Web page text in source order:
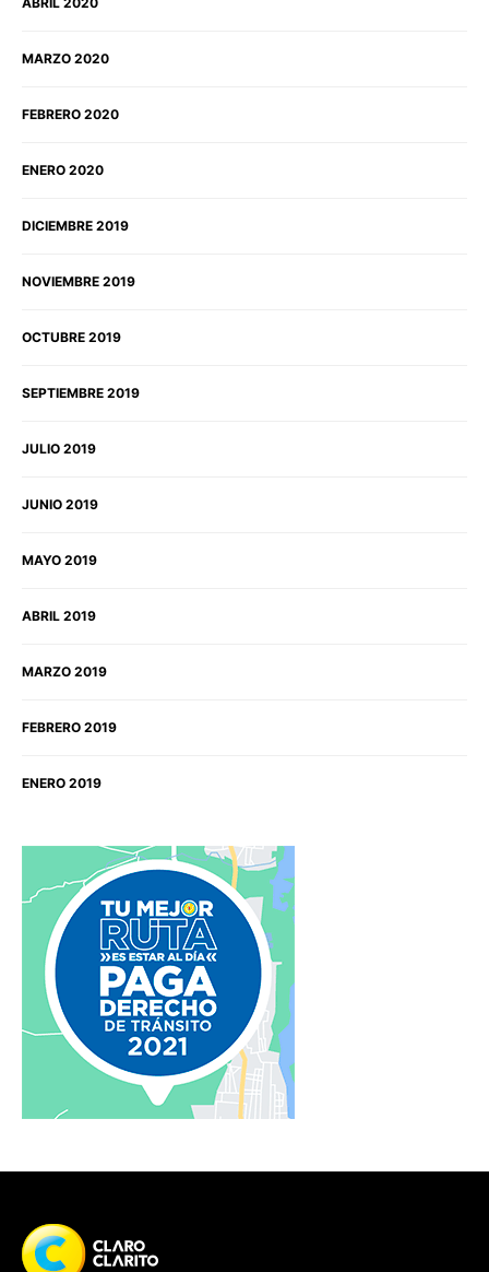
MARZO 2020
FEBRERO 2020
ENERO 2020
DICIEMBRE 2019
NOVIEMBRE 2019
OCTUBRE 2019
SEPTIEMBRE 2019
JULIO 2019
JUNIO 2019
MAYO 2019
ABRIL 2019
MARZO 2019
FEBRERO 2019
ENERO 2019